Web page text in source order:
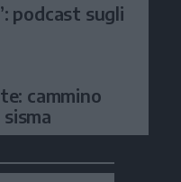
podcast sugli
cammino